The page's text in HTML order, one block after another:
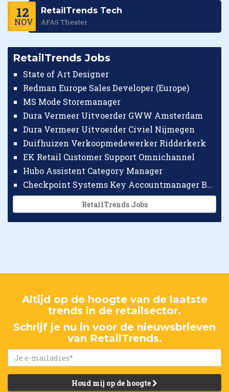
12
NOV
RetailTrends Tech
AFAS Theater
RetailTrends Jobs
State of Art Designer
Redman Europe Sales Developer (Europe)
MS Mode Storemanager
Dura Vermeer Uitvoerder GWW Amsterdam
Dura Vermeer Uitvoerder Civiel Nijmegen
Duifhuizen Verkoopmedewerker Ridderkerk
EK Retail Customer Support Omnichannel
Hubo Assistent Category Manager
Checkpoint Systems Key Accountmanager Benelux
RetailTrends Jobs
Altijd op de hoogte van de laatste
trends in de retailsector.
Schrijf je nu in voor de nieuwsbrieven
van RetailTrends.
Houd mij op de hoogte